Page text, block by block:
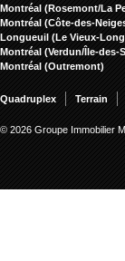
Montréal (Rosemont/La
Montréal (Côte-des-
Longueuil (Le Vieux-
Montréal (Verdun/Île-des-
Montréal (Outremont)
Quadruplex Terrain
© 2026 Groupe Immobilier